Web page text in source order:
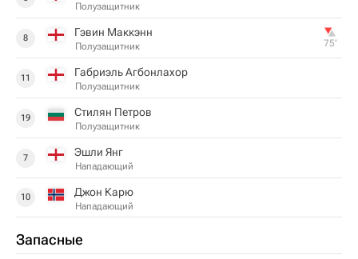
Полузащитник
8 Гэвин Маккэнн
Полузащитник 75‎’‎
11 Габриэль Агбонлахор
Полузащитник
19 Стилян Петров
Полузащитник
7 Эшли Янг
Нападающий
10 Джон Карю
Нападающий
Запасные